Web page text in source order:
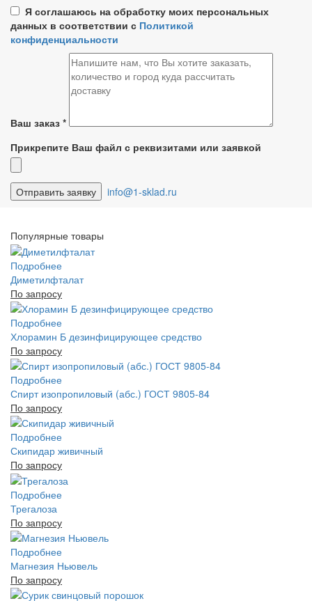
Я соглашаюсь на обработку моих персональных
данных в соответствии с Политикой
конфиденциальности
Ваш заказ *
Прикрепите Ваш файл с реквизитами или заявкой
info@1-sklad.ru
Популярные товары
Подробнее
Диметилфталат
По запросу
Подробнее
Хлорамин Б дезинфицирующее средство
По запросу
Подробнее
Спирт изопропиловый (абс.) ГОСТ 9805-84
По запросу
Подробнее
Скипидар живичный
По запросу
Подробнее
Трегалоза
По запросу
Подробнее
Магнезия Ньювель
По запросу